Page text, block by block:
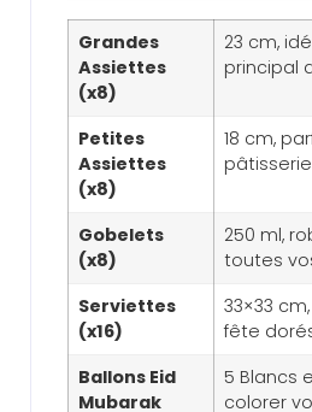
Grandes
Assiettes
(x8)
23 cm,
principal
Petites
Assiettes
(x8)
18 cm,
Gobelets
(x8)
250 ml,
toutes
Serviettes
(x16)
33×33
fête
Ballons Eid
Mubarak
5 Blancs
colorer